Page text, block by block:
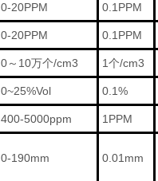
0-20PPM 0.1PPM
0-20PPM 0.1PPM
0～10万个/cm3 1个/cm3
0~25%Vol 0.1%
400-5000ppm 1PPM
0-190mm 0.01mm